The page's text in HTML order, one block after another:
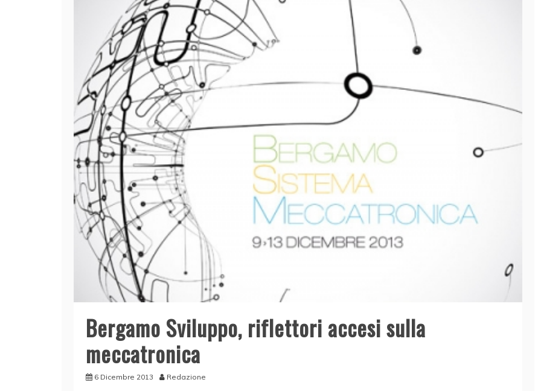
Bergamo Sviluppo, riflettori accesi sulla
meccatronica
6 Dicembre 2013 Redazione